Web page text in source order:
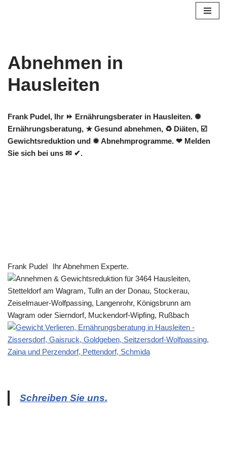
Abnehmen in
Hausleiten
Frank Pudel, Ihr ⏩ Ernährungsberater in Hausleiten. ✺
Ernährungsberatung, ★ Gesund abnehmen, ♻ Diäten, ☑️
Gewichtsreduktion und ✹ Abnehmprogramme. ❤ Melden
Sie sich bei uns ✉ ✔.
Frank Pudel Ihr Abnehmen Experte.
Schreiben Sie uns.